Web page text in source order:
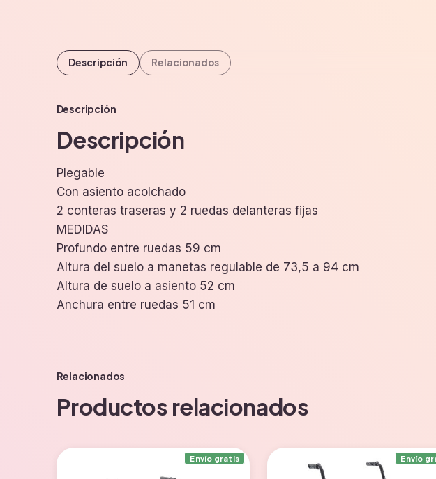
Descripción Relacionados
Descripción
Descripción
Plegable
Con asiento acolchado
2 conteras traseras y 2 ruedas delanteras fijas
MEDIDAS
Profundo entre ruedas 59 cm
Altura del suelo a manetas regulable de 73,5 a 94 cm
Altura de suelo a asiento 52 cm
Anchura entre ruedas 51 cm
Relacionados
Productos relacionados
Envío gratis Envío